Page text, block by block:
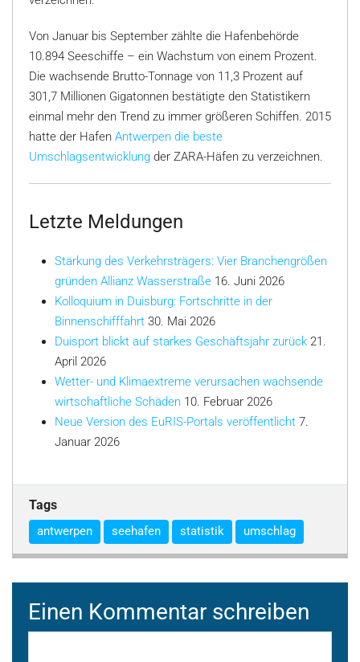
Von Januar bis September zählte die Hafenbehörde
10.894 Seeschiffe – ein Wachstum von einem Prozent.
Die wachsende Brutto-Tonnage von 11,3 Prozent auf
301,7 Millionen Gigatonnen bestätigte den Statistikern
einmal mehr den Trend zu immer größeren Schiffen. 2015
hatte der Hafen Antwerpen die beste
Umschlagsentwicklung der ZARA-Häfen zu verzeichnen.
Letzte Meldungen
Stärkung des Verkehrsträgers: Vier Branchengrößen
gründen Allianz Wasserstraße 16. Juni 2026
Kolloquium in Duisburg: Fortschritte in der
Binnenschifffahrt 30. Mai 2026
Duisport blickt auf starkes Geschäftsjahr zurück 21.
April 2026
Wetter- und Klimaextreme verursachen wachsende
wirtschaftliche Schäden 10. Februar 2026
Neue Version des EuRIS-Portals veröffentlicht 7.
Januar 2026
Tags
antwerpen seehafen statistik umschlag
Einen Kommentar schreiben